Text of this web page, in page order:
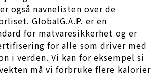
også navnelisten over de
GlobalG.A.P. er en
for matvaresikkerhet og er
for alle som driver med
i verden. Vi kan for eksempel si
må vi forbruke flere kalorier